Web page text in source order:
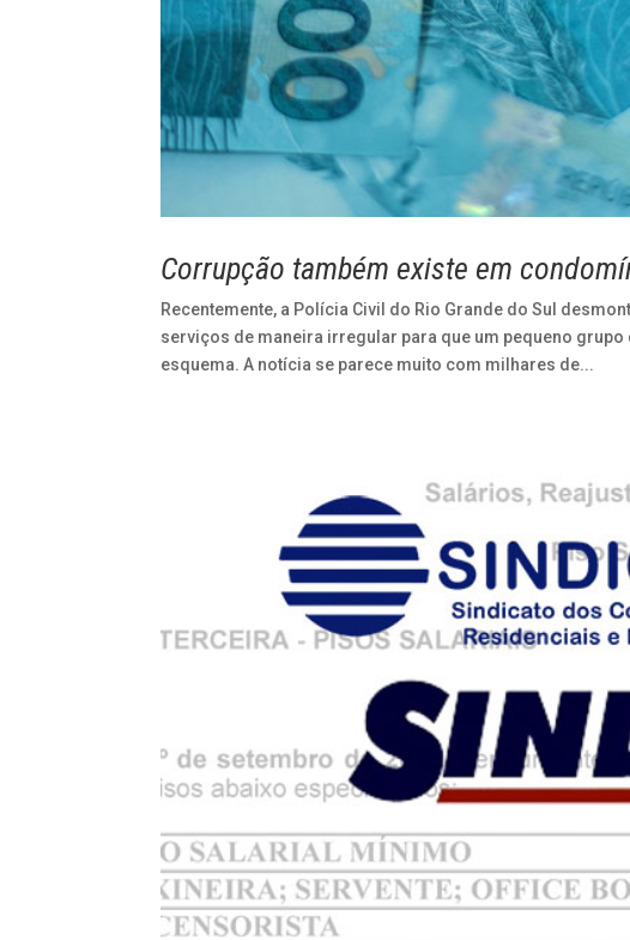
Corrupção também existe em
Recentemente, a Polícia Civil do Rio Grande do Sul
serviços de maneira irregular para que um pequeno
esquema. A notícia se parece muito com milhares de...